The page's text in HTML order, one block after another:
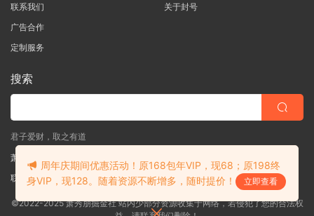
联系我们
广告合作
定制服务
关于封号
搜索
君子爱财，取之有道
萧秀朋掘金社
联系客服(说明需求，勿问在否)
©2022-2025 萧秀朋掘金社 站内少部分资源收集于网络，若侵犯了您的合法权
周年庆期间优惠活动！原168包年VIP，现68；原198终
身VIP，现128。随着资源不断增多，随时提价！
立即查看